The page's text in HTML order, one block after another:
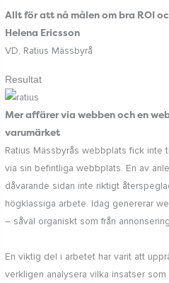
Allt för att nå målen om bra ROI
Helena Ericsson
VD, Ratius Mässbyrå
Resultat
Mer affärer via webben och en
varumärket
Ratius Mässbyrås webbplats fick inte
via sin befintliga webbplats. En av
dåvarande sidan inte riktigt
högklassiga arbete. Idag genererar
– såväl organiskt som från
En viktig del i arbetet har varit att
verkligen analysera vilka insatser